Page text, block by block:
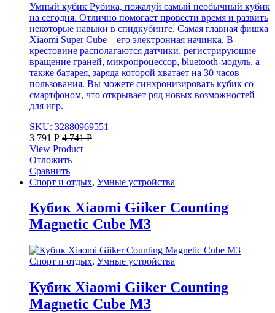
Умный кубик Рубика, пожалуй самый необычный кубик
на сегодня. Отлично помогает провести время и развить
некоторые навыки в спидкубинге. Самая главная фишка
Xiaomi Super Cube – его электронная начинка. В
крестовине располагаются датчики, регистрирующие
вращение граней, микропроцессор, bluetooth-модуль, а
также батарея, заряда которой хватает на 30 часов
пользования. Вы можете синхронизировать кубик со
смартфоном, что открывает ряд новых возможностей
для игр.
SKU: 32880969551
3 791 Р 4 741Р
View Product
Отложить
Сравнить
Спорт и отдых, Умные устройства
Кубик Xiaomi Giiker Counting
Magnetic Cube M3
Спорт и отдых, Умные устройства
Кубик Xiaomi Giiker Counting
Magnetic Cube M3